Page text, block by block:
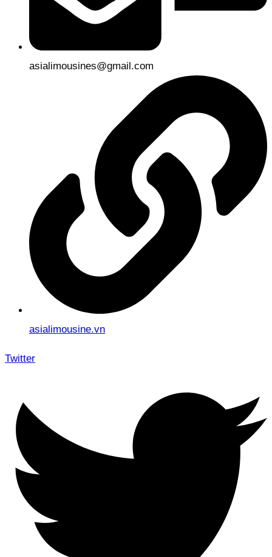
asialimousines@gmail.com
asialimousine.vn
Twitter